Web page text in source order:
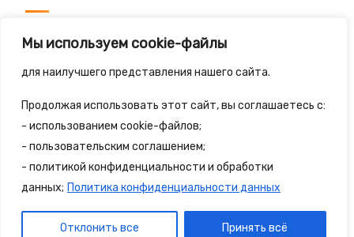
Мы используем cookie-файлы
для наилучшего представления нашего сайта.
Продолжая использовать этот сайт, вы соглашаетесь с:
- использованием cookie-файлов;
- пользовательским соглашением;
- политикой конфиденциальности и обработки
данных; Политика конфиденциальности данных
Отклонить все Принять всё
© 2025 - 2spalnika.ru Все права защищены.
Правила сайта